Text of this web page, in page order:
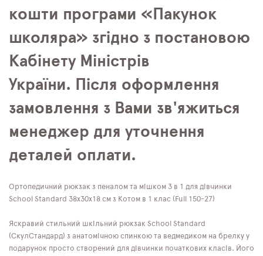
кошти програми «Пакунок
школяра» згідно з постановою
Кабінету Міністрів
України. Після оформлення
замовлення з Вами зв'яжиться
менеджер для уточнення
деталей оплати.
Ортопедичний рюкзак з пеналом та мішком 3 в 1 для дівчинки
School Standard 38х30х18 см з Котом в 1 клас (Full 150-27)
Яскравий стильний шкільний рюкзак School Standard
(СкулСтандард) з анатомічною спинкою та ведмедиком на брелку у
подарунок просто створений для дівчинки початкових класів. Його